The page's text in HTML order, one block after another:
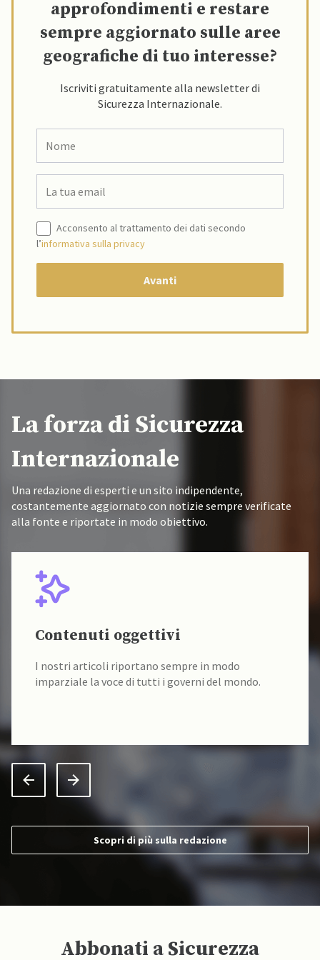
approfondimenti e restare
sempre aggiornato sulle aree
geografiche di tuo interesse?
Iscriviti gratuitamente alla newsletter di
Sicurezza Internazionale.
Acconsento al trattamento dei dati secondo
l’informativa sulla privacy
La forza di Sicurezza
Internazionale
Una redazione di esperti e un sito indipendente,
costantemente aggiornato con notizie sempre verificate
alla fonte e riportate in modo obiettivo.
Contenuti oggettivi
I nostri articoli riportano sempre in modo
imparziale la voce di tutti i governi del mondo.
Scopri di più sulla redazione
Abbonati a Sicurezza